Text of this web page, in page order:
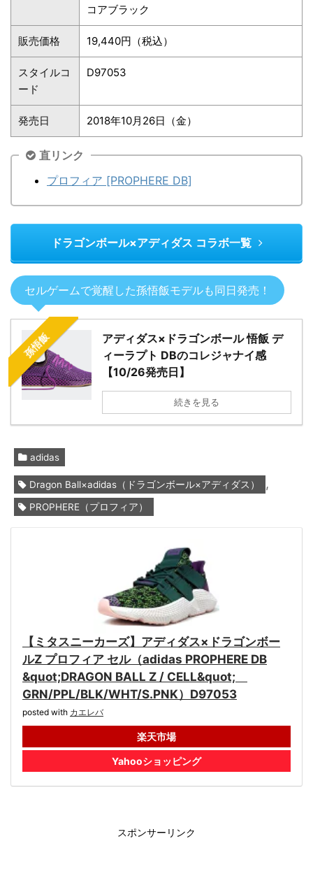
コアブラック
販売価格 19,440円（税込）
スタイルコ
ード
D97053
発売日 2018年10月26日（金）
直リンク
プロフィア [PROPHERE DB]
ドラゴンボール×アディダス コラボ一覧
セルゲームで覚醒した孫悟飯モデルも同日発売！
孫悟飯
アディダス×ドラゴンボール 悟飯 デ
ィーラプト DBのコレジャナイ感
【10/26発売日】
続きを見る
adidas
Dragon Ball×adidas（ドラゴンボール×アディダス） ,
PROPHERE（プロフィア）
【ミタスニーカーズ】アディダス×ドラゴンボー
ルZ プロフィア セル（adidas PROPHERE DB
&quot;DRAGON BALL Z / CELL&quot;
GRN/PPL/BLK/WHT/S.PNK）D97053
posted with カエレバ
楽天市場
Yahooショッピング
スポンサーリンク